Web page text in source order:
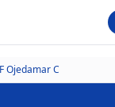
Ojedamar C